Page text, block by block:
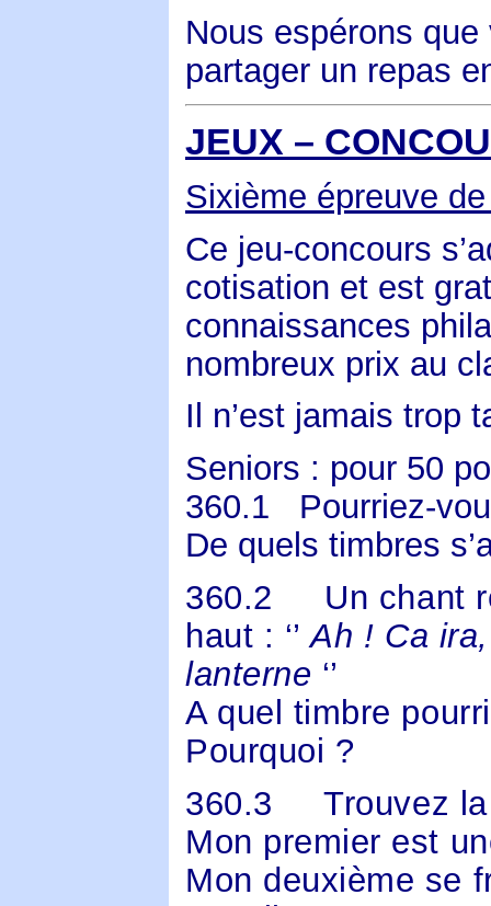
Nous espérons
partager un repas
JEUX –
Sixième épreuve
Ce jeu-concours
cotisation et est
connaissances
nombreux prix au
Il n’est jamais trop
Seniors : pour 50
360.1
Pourriez-
De quels timbres
360.2
Un chant
haut : ‘’ Ah ! Ca
lanterne ‘’
A quel timbre
Pourquoi ?
360.3
Trouvez
Mon premier est
Mon deuxième se